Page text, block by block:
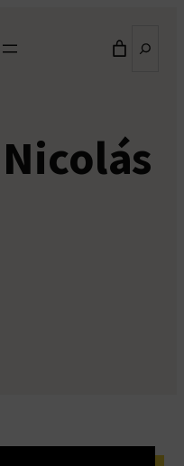
Nicolás